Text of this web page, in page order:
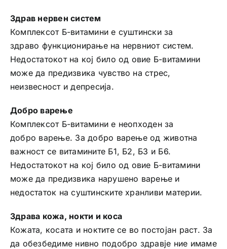
Здрав нервен систем
Комплексот Б-витамини е суштински за
здраво функционирање на нервниот систем.
Недостатокот на кој било од овие Б-витамини
може да предизвика чувство на стрес,
неизвесност и депресија.
Добро варење
Комплексот Б-витамини е неопходен за
добро варење. За добро варење од животна
важност се витамините Б1, Б2, Б3 и Б6.
Недостатокот на кој било од овие Б-витамини
може да предизвика нарушено варење и
недостаток на суштинските хранливи материи.
Здрава кожа, нокти и коса
Кожата, косата и ноктите се во постојан раст. За
да обезбедиме нивно подобро здравје ние имаме